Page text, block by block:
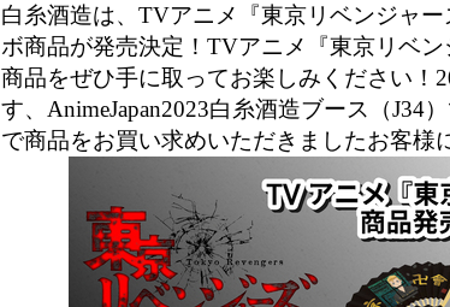
白糸酒造は、TVアニメ 『東京リベンジャー
ボ商品が発売決定！TVアニメ 『東京リベ
商品をぜひ手に取ってお楽しみください！
す、 AnimeJapan2023白糸酒造ブース（J34
で商品をお買い求めいただきましたお客様